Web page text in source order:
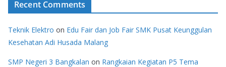
Recent Comments
Teknik Elektro on Edu Fair dan Job Fair SMK Pusat Keunggulan
Kesehatan Adi Husada Malang
SMP Negeri 3 Bangkalan on Rangkaian Kegiatan P5 Tema